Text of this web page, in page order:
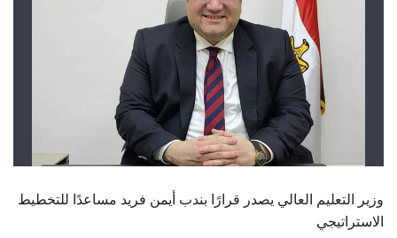
الزائـرون
وزير التعليم العالي يصدر قرارًا بندب أيمن فريد مساعدًا للتخطيط
الاستراتيجي